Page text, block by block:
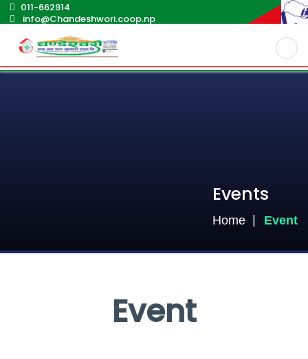
011-662914
info@Chandeshwori.coop.np
Events
Home Event
Event